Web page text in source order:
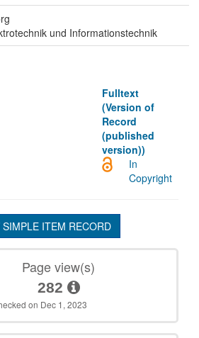
und Informationstechnik
Fulltext
(Version of
Record
(published
version))
In
Copyright
SIMPLE ITEM RECORD
Page view(s)
282
on Dec 1, 2023